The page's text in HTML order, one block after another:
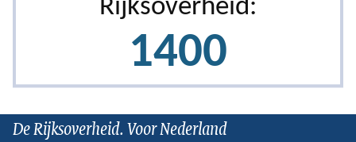
De Rijksoverheid. Voor Nederland